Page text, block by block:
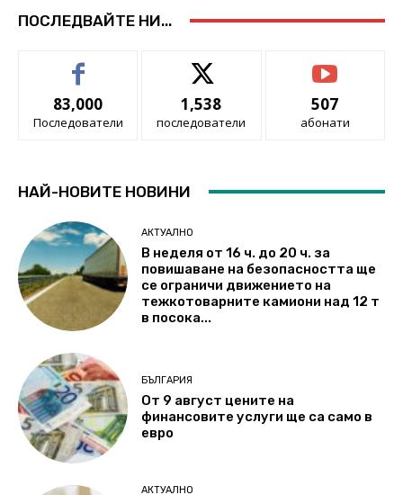
ПОСЛЕДВАЙТЕ НИ...
83,000
Последователи
1,538
последователи
507
абонати
НАЙ-НОВИТЕ НОВИНИ
АКТУАЛНО
В неделя от 16 ч. до 20 ч. за
повишаване на безопасността ще
се ограничи движението на
тежкотоварните камиони над 12 т
в посока...
БЪЛГАРИЯ
От 9 август цените на
финансовите услуги ще са само в
евро
АКТУАЛНО